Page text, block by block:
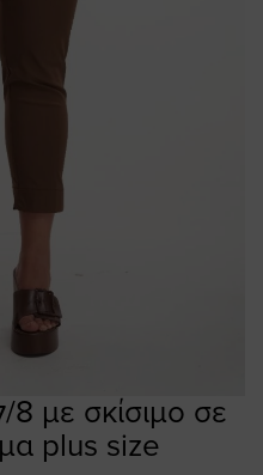
8 με σκίσιμο σε
plus size